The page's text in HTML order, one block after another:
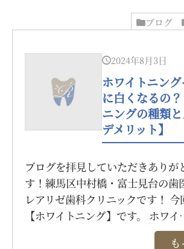
ブログ
2024年8月3日
ホワイトニン
に白くなるの
ニングの種類
デメリット】
ブログを拝見していただきありが
す！練馬区中村橋・富士見台の歯
レアリゼ歯科クリニックです！
【ホワイトニング】です。 ホワ